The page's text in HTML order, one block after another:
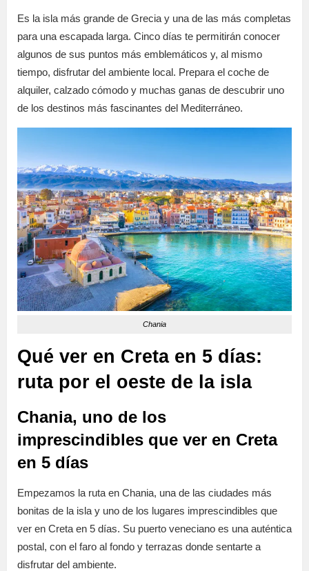
Es la isla más grande de Grecia y una de las más completas
para una escapada larga. Cinco días te permitirán conocer
algunos de sus puntos más emblemáticos y, al mismo
tiempo, disfrutar del ambiente local. Prepara el coche de
alquiler, calzado cómodo y muchas ganas de descubrir uno
de los destinos más fascinantes del Mediterráneo.
Chania
Qué ver en Creta en 5 días:
ruta por el oeste de la isla
Chania, uno de los
imprescindibles que ver en Creta
en 5 días
Empezamos la ruta en Chania, una de las ciudades más
bonitas de la isla y uno de los lugares imprescindibles que
ver en Creta en 5 días. Su puerto veneciano es una auténtica
postal, con el faro al fondo y terrazas donde sentarte a
disfrutar del ambiente.